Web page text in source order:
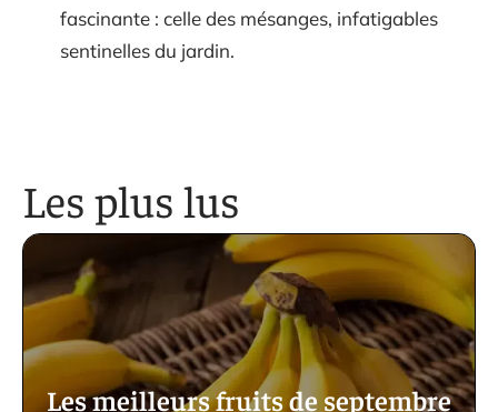
fascinante : celle des mésanges, infatigables
sentinelles du jardin.
Les plus lus
Les meilleurs fruits de septembre